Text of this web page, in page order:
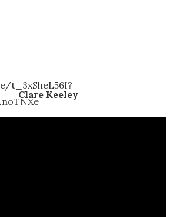
t_3xSheL56I?
Clare Keeley